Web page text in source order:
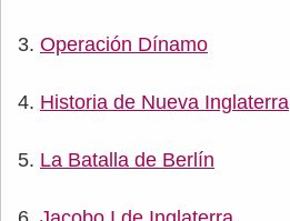
Operación Dínamo
Historia de Nueva Inglaterra
La Batalla de Berlín